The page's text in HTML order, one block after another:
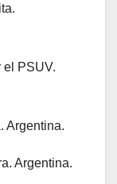
el PSUV.
Argentina.
Argentina.